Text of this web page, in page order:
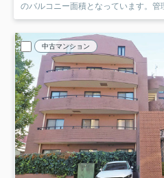
のバルコニー面積となっています。管
中古マンション